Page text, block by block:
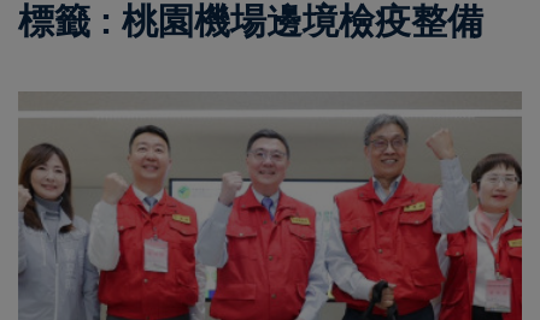
標籤 : 桃園機場邊境檢疫整備